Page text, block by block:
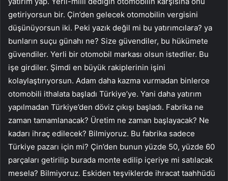
getiriyorsun bir. Çin’den gelecek otomobilin vergisini
düşünüyorsun iki. Peki yazık değil mi bu yatırımcılara? ya
bunların suçu günahı ne? Size güvendiler, bu hükümete
güvendiler. Yerli bir otomobil markası olsun istediler. Bu
işe girdiler. Şimdi en büyük rakiplerinin işini
kolaylaştırıyorsun. Adam daha kazma vurmadan binlerce
otomobili ithalata başladı Türkiye’ye. Yani daha yatırım
yapılmadan Türkiye’den döviz çıkışı başladı. Fabrika ne
zaman tamamlanacak? Üretim ne zaman başlayacak? Ne
kadarı ihraç edilecek? Bilmiyoruz. Bu fabrika sadece
Türkiye pazarı için mi? Çin’den bunun yüzde 50, yüzde 60
parçaları getirilip burada monte edilip içeriye mi satılacak
mesela? Bilmiyoruz. Eskiden teşviklerde ihracat taahhüdü